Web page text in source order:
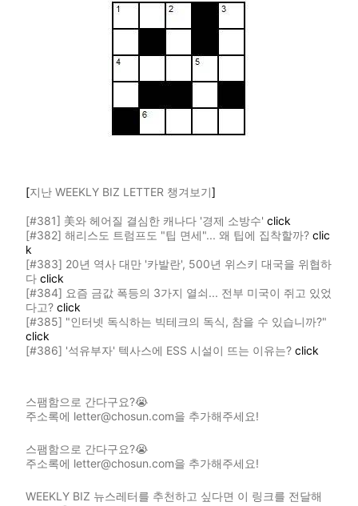
[지난 WEEKLY BIZ LETTER 챙겨보기]
[#381] 美와 헤어질 결심한 캐나다 '경제 소방수' click
[#382] 해리스도 트럼프도 "팁 면세"... 왜 팁에 집착할까? clic
k
[#383] 20년 역사 대만 '카발란', 500년 위스키 대국을 위협하
다 click
[#384] 요즘 금값 폭등의 3가지 열쇠... 전부 미국이 쥐고 있었
다고? click
[#385] "인터넷 독식하는 빅테크의 독식, 참을 수 있습니까?"
click
[#386] '석유부자' 텍사스에 ESS 시설이 뜨는 이유는? click
스팸함으로 간다구요?😭
주소록에 letter@chosun.com을 추가해주세요!
스팸함으로 간다구요?😭
주소록에 letter@chosun.com을 추가해주세요!
WEEKLY BIZ 뉴스레터를 추천하고 싶다면 이 링크를 전달해